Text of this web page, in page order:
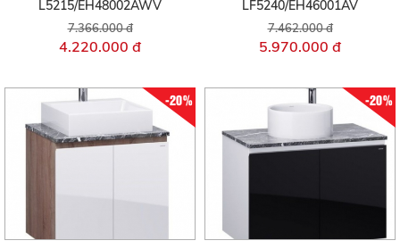
L5215/EH48002AWV
7.366.000 đ
4.220.000 đ
LF5240/EH46001AV
7.462.000 đ
5.970.000 đ
-20% -20%